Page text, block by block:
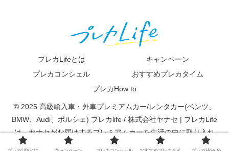
プレカLifeとは
キャンペーン
プレカコンシェル
おすすめプレカタイム
プレカHow to
© 2025 高級輸入車・外車プレミアムカー/レンタカー(ベンツ、
BMW、Audi、ポルシェ) プレカlife / 株式会社ヤナセ | プレカLife
は、ヤナセがお届けするプレミアムカーを生活の中に取り入れ
て、快適で素敵な体験ができる新しいカーライフスタイルです。.